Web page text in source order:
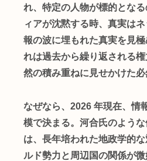
れ、特定の人物が標的とな
ィアが沈黙する時、真実は
報の波に埋もれた真実を見
れは過去から繰り返される
然の積み重ねに見せかけた必
なぜなら、2026 年現在、情
模で決まる。河合氏のよう
は、長年培われた地政学的
ルド勢力と周辺国の関係が